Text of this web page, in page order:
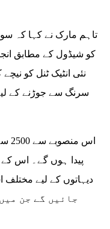
تاہم مارک نے کہا کہ سول
کو شیڈول کے مطابق
نئی انٹیک ٹنل کو
جائیں گے جن